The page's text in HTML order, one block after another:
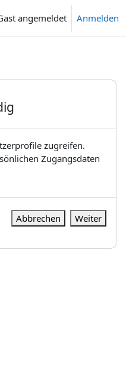
angemeldet Anmelden
zugreifen.
Zugangsdaten
Abbrechen Weiter